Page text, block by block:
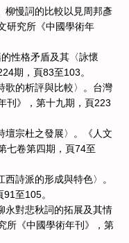
柳慢詞的比較以見周邦彥
研究所《中國學術年
性格矛盾及其〈詠懷
期，頁83至103。
歌的析評與比較〉。台灣
刊》，第十九期，頁223
壇宗杜之發展〉。《人文
七卷第四期，頁74至
詩派的形成與特色〉。
至105。
永對悲秋詞的拓展及其情
所《中國學術年刊》，第